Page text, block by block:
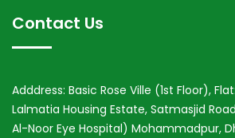
Contact Us
Adddress: Basic Rose Ville (1st Floor), Flat:
Lalmatia Housing Estate, Satmasjid
Al-Noor Eye Hospital) Mohammadpur,